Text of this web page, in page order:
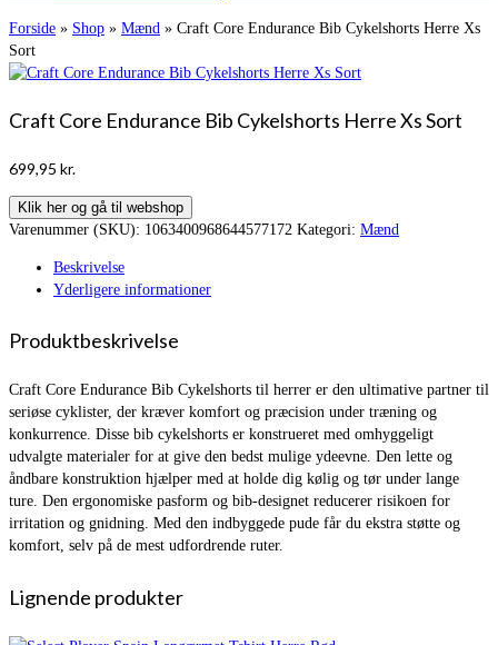
Forside » Shop » Mænd » Craft Core Endurance Bib Cykelshorts Herre Xs
Sort
Craft Core Endurance Bib Cykelshorts Herre Xs Sort
699,95 kr.
Klik her og gå til webshop
Varenummer (SKU): 1063400968644577172 Kategori: Mænd
Beskrivelse
Yderligere informationer
Produktbeskrivelse
Craft Core Endurance Bib Cykelshorts til herrer er den ultimative partner til
seriøse cyklister, der kræver komfort og præcision under træning og
konkurrence. Disse bib cykelshorts er konstrueret med omhyggeligt
udvalgte materialer for at give den bedst mulige ydeevne. Den lette og
åndbare konstruktion hjælper med at holde dig kølig og tør under lange
ture. Den ergonomiske pasform og bib-designet reducerer risikoen for
irritation og gnidning. Med den indbyggede pude får du ekstra støtte og
komfort, selv på de mest udfordrende ruter.
Lignende produkter